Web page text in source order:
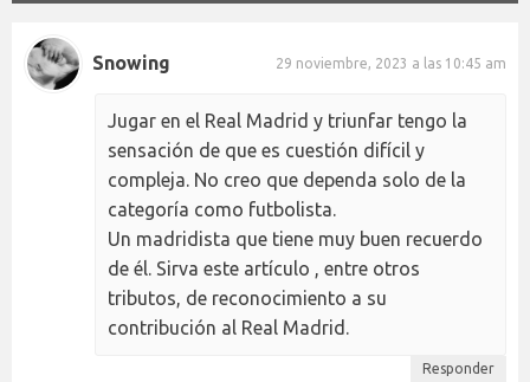
Snowing 29 noviembre, 2023 a las 10:45 am
Jugar en el Real Madrid y triunfar tengo la
sensación de que es cuestión difícil y
compleja. No creo que dependa solo de la
categoría como futbolista.
Un madridista que tiene muy buen recuerdo
de él. Sirva este artículo , entre otros
tributos, de reconocimiento a su
contribución al Real Madrid.
Responder